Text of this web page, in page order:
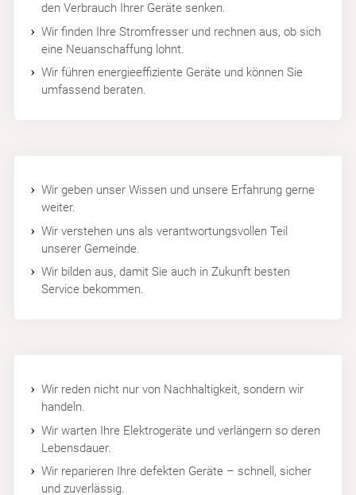
den Verbrauch Ihrer Geräte senken.
Wir finden Ihre Stromfresser und rechnen aus, ob sich
eine Neuanschaffung lohnt.
Wir führen energieeffiziente Geräte und können Sie
umfassend beraten.
Wir geben unser Wissen und unsere Erfahrung gerne
weiter.
Wir verstehen uns als verantwortungsvollen Teil
unserer Gemeinde.
Wir bilden aus, damit Sie auch in Zukunft besten
Service bekommen.
Wir reden nicht nur von Nachhaltigkeit, sondern wir
handeln.
Wir warten Ihre Elektrogeräte und verlängern so deren
Lebensdauer.
Wir reparieren Ihre defekten Geräte – schnell, sicher
und zuverlässig.